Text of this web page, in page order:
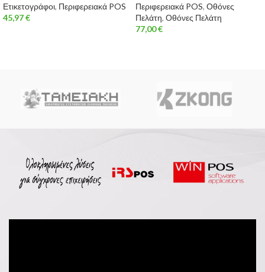
Ετικετογράφοι, Περιφερειακά POS
45,97€
Περιφερειακά POS, Οθόνες
Πελάτη, Οθόνες Πελάτη
77,00€